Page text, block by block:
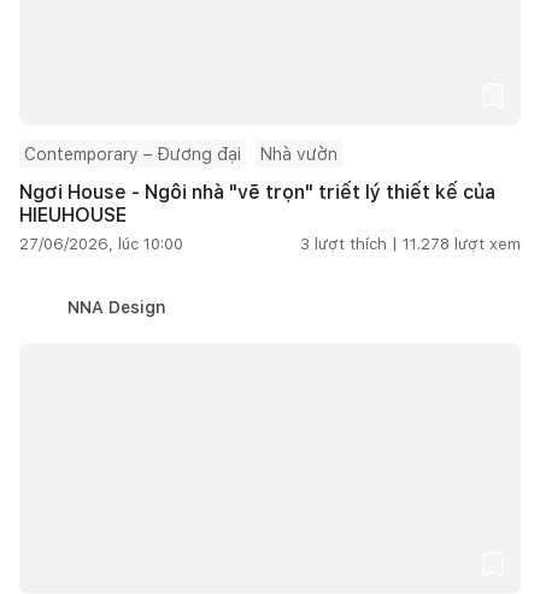
Contemporary – Đương đại Nhà vườn
Ngơi House - Ngôi nhà "vẽ trọn" triết lý thiết kế của
HIEUHOUSE
27/06/2026, lúc 10:00 3 lượt thích | 11.278 lượt xem
NNA Design